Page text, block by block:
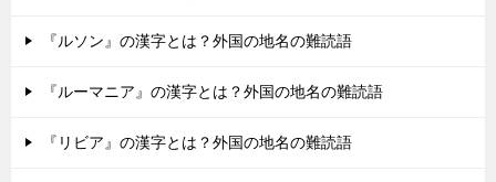
『ルソン』の漢字とは？外国の地名の難読語
『ルーマニア』の漢字とは？外国の地名の難読語
『リビア』の漢字とは？外国の地名の難読語